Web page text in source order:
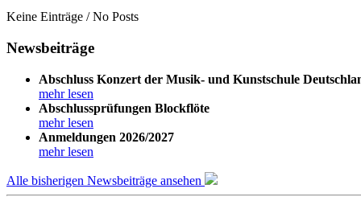
Keine Einträge / No Posts
Newsbeiträge
Abschluss Konzert der Musik- und Kunstschule
mehr lesen
Abschlussprüfungen Blockflöte
mehr lesen
Anmeldungen 2026/2027
mehr lesen
Alle bisherigen Newsbeiträge ansehen